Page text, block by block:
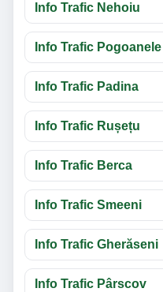
Info Trafic Nehoiu
Info Trafic Pogoanele
Info Trafic Padina
Info Trafic Rușețu
Info Trafic Berca
Info Trafic Smeeni
Info Trafic Gherăseni
Info Trafic Pârscov